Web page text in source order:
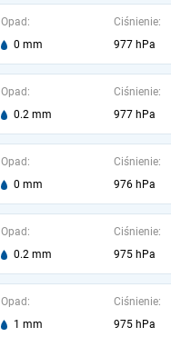
Opad:
0 mm
Ciśnienie:
977 hPa
Opad:
0.2 mm
Ciśnienie:
977 hPa
Opad:
0 mm
Ciśnienie:
976 hPa
Opad:
0.2 mm
Ciśnienie:
975 hPa
Opad:
1 mm
Ciśnienie:
975 hPa